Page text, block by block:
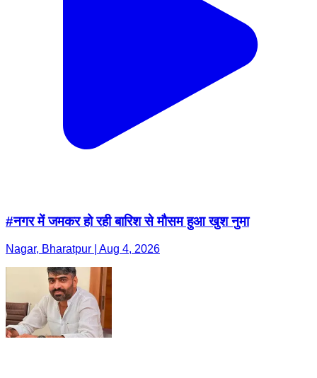
#नगर में जमकर हो रही बारिश से मौसम हुआ खुश नुमा
Nagar, Bharatpur | Aug 4, 2026